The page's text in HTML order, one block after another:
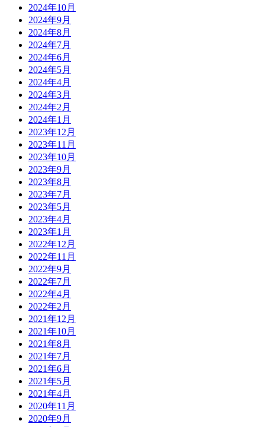
2024年10月
2024年9月
2024年8月
2024年7月
2024年6月
2024年5月
2024年4月
2024年3月
2024年2月
2024年1月
2023年12月
2023年11月
2023年10月
2023年9月
2023年8月
2023年7月
2023年5月
2023年4月
2023年1月
2022年12月
2022年11月
2022年9月
2022年7月
2022年4月
2022年2月
2021年12月
2021年10月
2021年8月
2021年7月
2021年6月
2021年5月
2021年4月
2020年11月
2020年9月